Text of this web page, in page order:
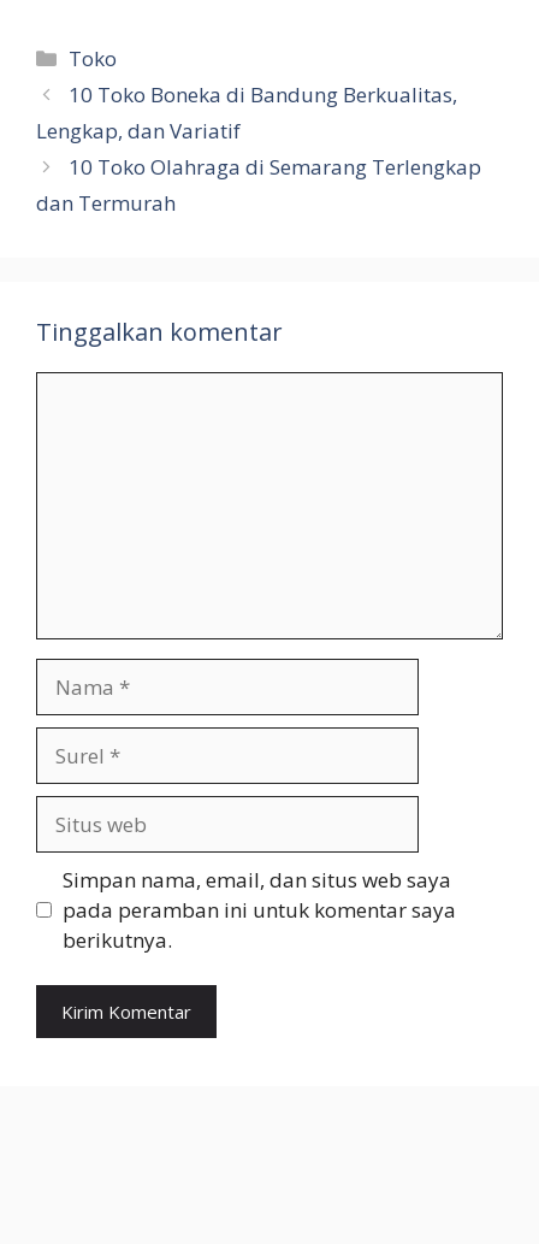
Kategori
Toko
10 Toko Boneka di Bandung Berkualitas,
Lengkap, dan Variatif
10 Toko Olahraga di Semarang Terlengkap
dan Termurah
Tinggalkan komentar
web
Simpan nama, email, dan situs web saya
pada peramban ini untuk komentar saya
berikutnya.